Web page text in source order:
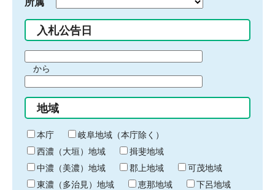
入札公告日
間
始
り
から
間
終
わ
り
地域
本庁
岐阜地域（本庁除く）
西濃（大垣）地域
揖斐地域
中濃（美濃）地域
郡上地域
可茂地域
東濃（多治見）地域
恵那地域
下呂地域